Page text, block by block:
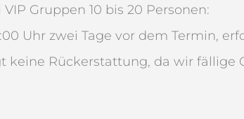
Gruppen 10 bis 20 Personen:
Uhr zwei Tage vor dem Termin,
keine Rückerstattung, da wir fällige